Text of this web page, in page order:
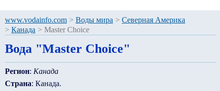
www.vodainfo.com > Воды мира > Северная Америка
> Канада > Master Choice
Вода "Master Choice"
Регион: Канада
Страна: Канада.